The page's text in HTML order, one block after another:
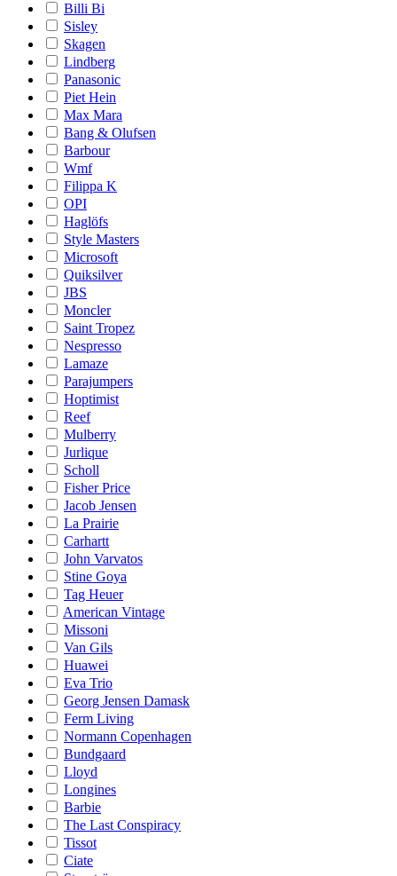
Billi Bi
Sisley
Skagen
Lindberg
Panasonic
Piet Hein
Max Mara
Bang & Olufsen
Barbour
Wmf
Filippa K
OPI
Haglöfs
Style Masters
Microsoft
Quiksilver
JBS
Moncler
Saint Tropez
Nespresso
Lamaze
Parajumpers
Hoptimist
Reef
Mulberry
Jurlique
Scholl
Fisher Price
Jacob Jensen
La Prairie
Carhartt
John Varvatos
Stine Goya
Tag Heuer
American Vintage
Missoni
Van Gils
Huawei
Eva Trio
Georg Jensen Damask
Ferm Living
Normann Copenhagen
Bundgaard
Lloyd
Longines
Barbie
The Last Conspiracy
Tissot
Ciate